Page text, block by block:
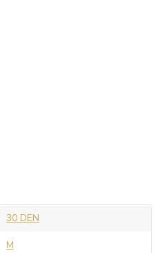
30 DEN
M